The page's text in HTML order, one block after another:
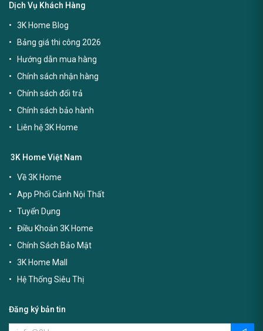
Dịch Vụ Khách Hàng
3K Home Blog
Bảng giá thi công 2026
Hướng dẫn mua hàng
Chính sách nhận hàng
Chính sách đổi trả
Chính sách bảo hành
Liên hệ 3K Home
3K Home Việt Nam
Về 3K Home
App Phối Cảnh Nội Thất
Tuyển Dụng
Điều Khoản 3K Home
Chính Sách Bảo Mật
3K Home Mall
Hệ Thống Siêu Thị
Đăng ký bản tin